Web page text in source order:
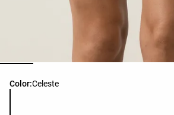
Color:Celeste
Lista de colores del producto